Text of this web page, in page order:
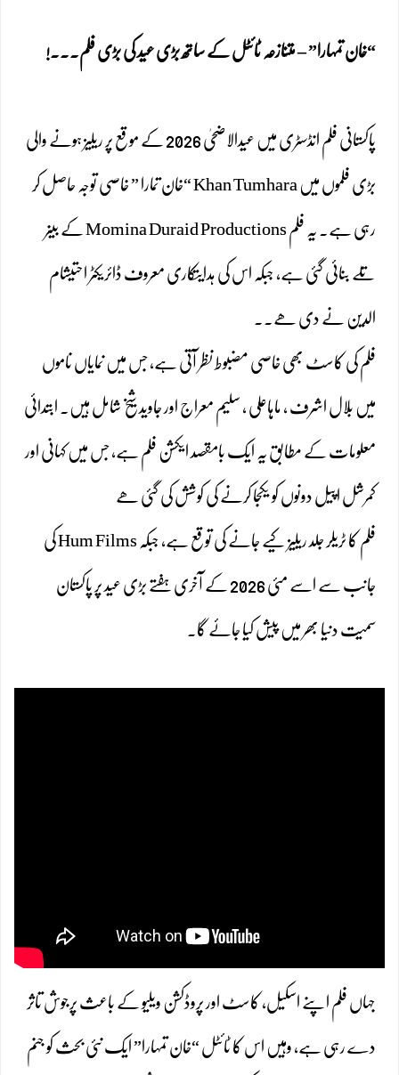
“خان تمہارا” – متنازعہ ٹائٹل کے ساتھ بڑی عید کی بڑی فلم۔۔۔!
پاکستانی فلم انڈسٹری میں عیدالاضحیٰ 2026 کے موقع پر ریلیز ہونے والی
بڑی فلموں میں Khan Tumhara “خان تمارا ” خاصی توجہ حاصل کر
رہی ہے۔ یہ فلم Momina Duraid Productions کے بینر
تلے بنائی گئی ہے، جبکہ اس کی ہدایتکاری معروف ڈائریکٹر احتیشام
الدین نے دی ھے۔۔
فلم کی کاسٹ بھی خاصی مضبوط نظر آتی ہے، جس میں نمایاں ناموں
میں بلال اشرف ، ماہاعلی ، سلیم معراج اور جاوید شیخ شامل ہیں۔ ابتدائی
معلومات کے مطابق یہ ایک بامقصد ایکشن فلم ہے، جس میں کہانی اور
کمرشل اپیل دونوں کو یکجا کرنے کی کوشش کی گئی ھے
فلم کا ٹریلر جلد ریلیز کیے جانے کی توقع ہے، جبکہ Hum Films کی
جانب سے اسے مئی 2026 کے آخری ہفتے بڑی عید پر پاکستان
سمیت دنیا بھر میں پیش کیا جائے گا۔
جہاں فلم اپنے اسکیل، کاسٹ اور پروڈکشن ویلیو کے باعث پرجوش تاثر
دے رہی ہے، وہیں اس کا ٹائٹل “خان تمہارا” ایک نئی بحث کو جنم